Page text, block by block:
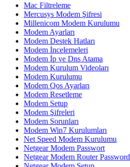
Mac Filtreleme
Mercusys Modem Şifresi
Millenicom Modem Kurulumu
Modem Ayarları
Modem Destek Hatları
Modem İncelemeleri
Modem İp ve Dns Atama
Modem Kurulum Videoları
Modem Kurulumu
Modem Qos Ayarları
Modem Resetleme
Modem Setup
Modem Şifreleri
Modem Sorunları
Modem Win7 Kurulumları
Net Speed Modem Kurulumu
Netgear Modem Passwort
Netgear Modem Router Password